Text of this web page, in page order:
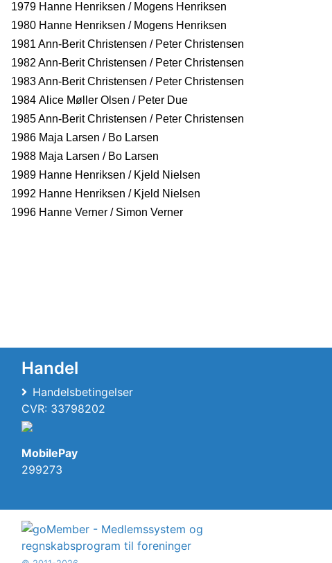
1979 Hanne Henriksen / Mogens Henriksen
1980 Hanne Henriksen / Mogens Henriksen
1981 Ann-Berit Christensen / Peter Christensen
1982 Ann-Berit Christensen / Peter Christensen
1983 Ann-Berit Christensen / Peter Christensen
1984 Alice Møller Olsen / Peter Due
1985 Ann-Berit Christensen / Peter Christensen
1986 Maja Larsen / Bo Larsen
1988 Maja Larsen / Bo Larsen
1989 Hanne Henriksen / Kjeld Nielsen
1992 Hanne Henriksen / Kjeld Nielsen
1996 Hanne Verner / Simon Verner
Handel
Handelsbetingelser
CVR: 33798202
MobilePay
299273